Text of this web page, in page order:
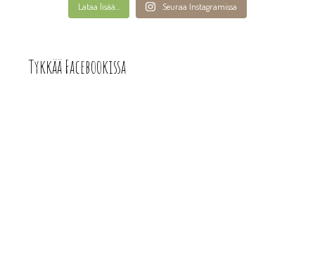
Lataa lisää... Seuraa Instagramissa
Tykkää Facebookissa